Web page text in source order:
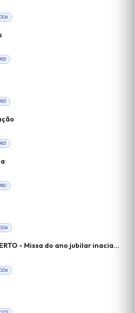
CHEGA MAIS PERTO - Missa do ano jubilar inaciano - Comunhão